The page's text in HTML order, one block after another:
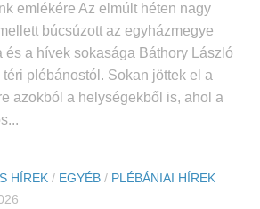
emlékére Az elmúlt héten nagy
búcsúzott az egyházmegye
és a hívek sokasága Báthory László
plébánostól. Sokan jöttek el a
azokból a helységekből is, ahol a
HÍREK / EGYÉB / PLÉBÁNIAI HÍREK